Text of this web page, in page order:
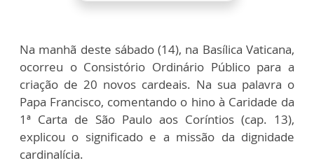
Na manhã deste sábado (14), na Basílica Vaticana,
ocorreu o Consistório Ordinário Público para a
criação de 20 novos cardeais. Na sua palavra o
Papa Francisco, comentando o hino à Caridade da
1ª Carta de São Paulo aos Coríntios (cap. 13),
explicou o significado e a missão da dignidade
cardinalícia.